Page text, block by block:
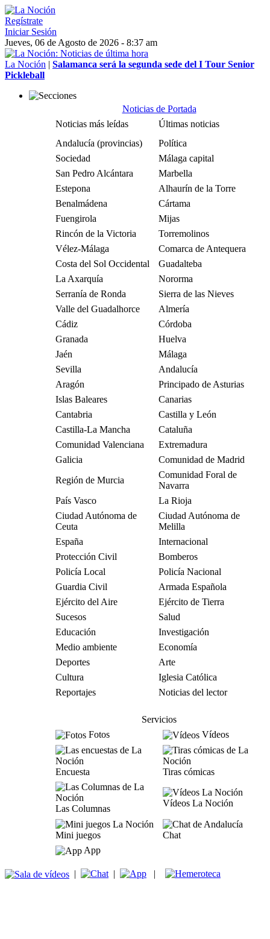
Regístrate
Iniciar Sesión
Jueves, 06 de Agosto de 2026 - 8:37 am
La Noción | Salamanca será la segunda sede del I Tour Senior
Pickleball
Noticias de Portada
Noticias más leídas
Últimas noticias
Andalucía (provincias)
Política
Sociedad
Málaga capital
San Pedro Alcántara
Marbella
Estepona
Alhaurín de la Torre
Benalmádena
Cártama
Fuengirola
Mijas
Rincón de la Victoria
Torremolinos
Vélez-Málaga
Comarca de Antequera
Costa del Sol Occidental
Guadalteba
La Axarquía
Nororma
Serranía de Ronda
Sierra de las Nieves
Valle del Guadalhorce
Almería
Cádiz
Córdoba
Granada
Huelva
Jaén
Málaga
Sevilla
Andalucía
Aragón
Principado de Asturias
Islas Baleares
Canarias
Cantabria
Castilla y León
Castilla-La Mancha
Cataluña
Comunidad Valenciana
Extremadura
Galicia
Comunidad de Madrid
Región de Murcia
Comunidad Foral de
Navarra
País Vasco
La Rioja
Ciudad Autónoma de
Ceuta
Ciudad Autónoma de
Melilla
España
Internacional
Protección Civil
Bomberos
Policía Local
Policía Nacional
Guardia Civil
Armada Española
Ejército del Aire
Ejército de Tierra
Sucesos
Salud
Educación
Investigación
Medio ambiente
Economía
Deportes
Arte
Cultura
Iglesia Católica
Reportajes
Noticias del lector
Servicios
Fotos
Vídeos
Encuesta Tiras cómicas
Las Columnas
Vídeos La Noción
Mini juegos
Chat
App
| | |